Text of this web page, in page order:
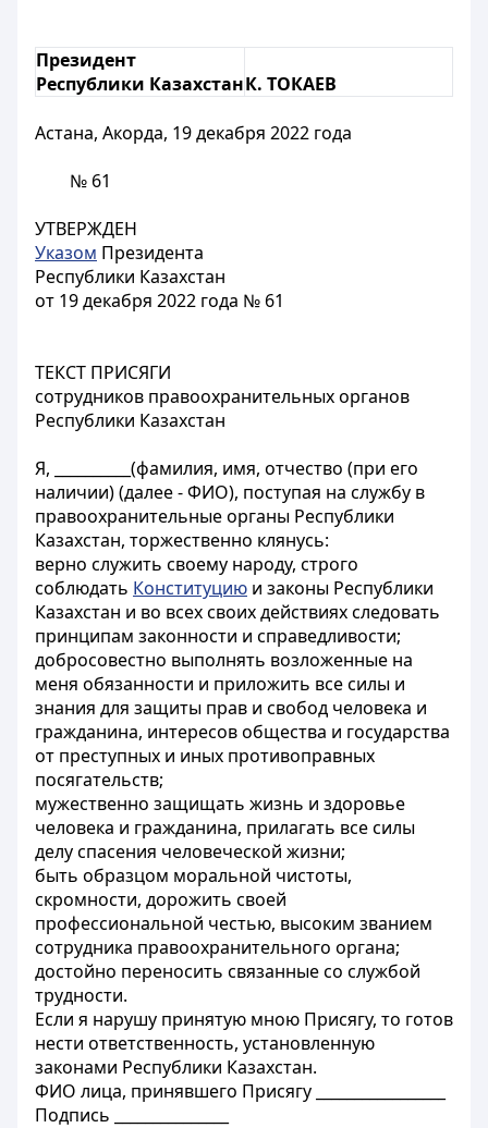
Президент
Республики КазахстанК. ТОКАЕВ
Астана, Акорда, 19 декабря 2022 года
№ 61
УТВЕРЖДЕН
Указом Президента
Республики Казахстан
от 19 декабря 2022 года № 61
ТЕКСТ ПРИСЯГИ
сотрудников правоохранительных органов
Республики Казахстан
Я, __________(фамилия, имя, отчество (при его
наличии) (далее - ФИО), поступая на службу в
правоохранительные органы Республики
Казахстан, торжественно клянусь:
верно служить своему народу, строго
соблюдать Конституцию и законы Республики
Казахстан и во всех своих действиях следовать
принципам законности и справедливости;
добросовестно выполнять возложенные на
меня обязанности и приложить все силы и
знания для защиты прав и свобод человека и
гражданина, интересов общества и государства
от преступных и иных противоправных
посягательств;
мужественно защищать жизнь и здоровье
человека и гражданина, прилагать все силы
делу спасения человеческой жизни;
быть образцом моральной чистоты,
скромности, дорожить своей
профессиональной честью, высоким званием
сотрудника правоохранительного органа;
достойно переносить связанные со службой
трудности.
Если я нарушу принятую мною Присягу, то готов
нести ответственность, установленную
законами Республики Казахстан.
ФИО лица, принявшего Присягу _________________
Подпись _______________